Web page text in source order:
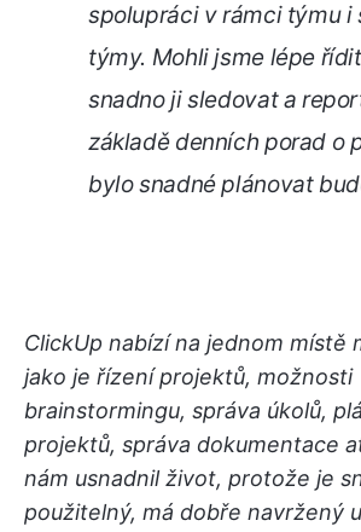
spolupráci v rámci týmu i
týmy. Mohli jsme lépe
snadno ji sledovat a
základě denních porad o
bylo snadné plánovat
ClickUp nabízí na jednom místě
jako je řízení projektů, možnosti
brainstormingu, správa úkolů,
projektů, správa dokumentace
nám usnadnil život, protože je
použitelný, má dobře navržený